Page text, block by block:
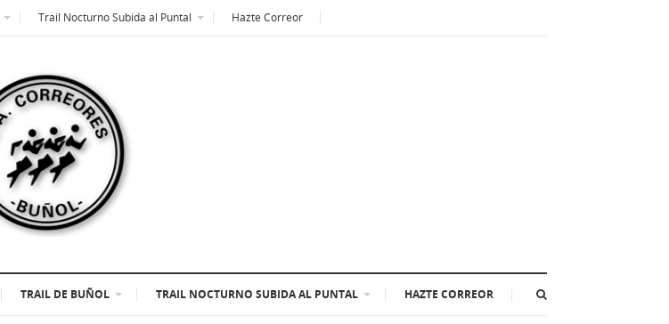
Trail Nocturno Subida al Puntal Hazte Correor
TRAIL DE BUÑOL TRAIL NOCTURNO SUBIDA AL PUNTAL HAZTE CORREOR